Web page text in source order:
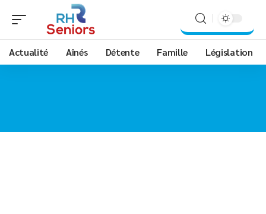
Actualité Aînés Détente Famille Législation